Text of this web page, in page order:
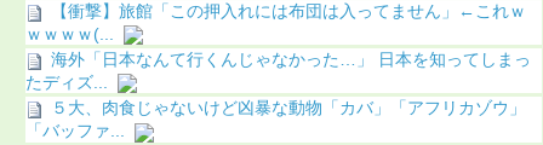
【衝撃】旅館「この押入れには布団は入ってません」←これｗ
ｗｗｗｗ(...
海外「日本なんて行くんじゃなかった…」 日本を知ってしまっ
たディズ...
５大、肉食じゃないけど凶暴な動物「カバ」「アフリカゾウ」
「バッファ...